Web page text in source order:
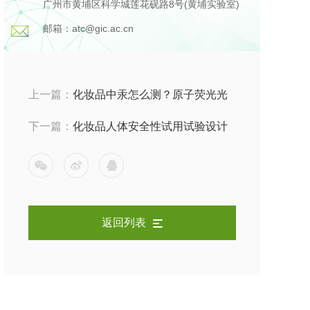
广州市黄埔区科学城莲花砚路8号(黄埔实验室)
邮箱：atc@gic.ac.cn
上一篇： 化妆品中汞怎么测？原子荧光光
度法 vs 电感耦合等离子体质谱法
下一篇： 化妆品人体安全性试用试验设计
要点：受试者、使用方式、观察指标与周
返回列表